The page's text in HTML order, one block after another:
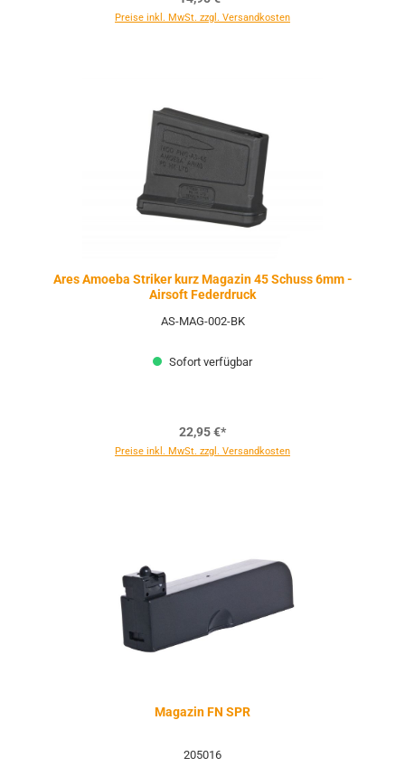
Preise inkl. MwSt. zzgl. Versandkosten
Ares Amoeba Striker kurz Magazin 45 Schuss 6mm -
Airsoft Federdruck
AS-MAG-002-BK
Sofort verfügbar
22,95 €*
Preise inkl. MwSt. zzgl. Versandkosten
Magazin FN SPR
205016